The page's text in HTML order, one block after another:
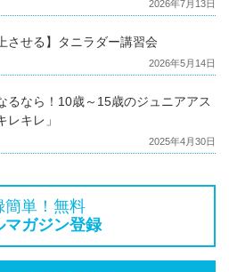
2026年7月13日
させる】タニラダー講習会
2026年5月14日
るなら！10歳～15歳のジュニアアス
レキレ」
2025年4月30日
簡単！無料
マガジン登録